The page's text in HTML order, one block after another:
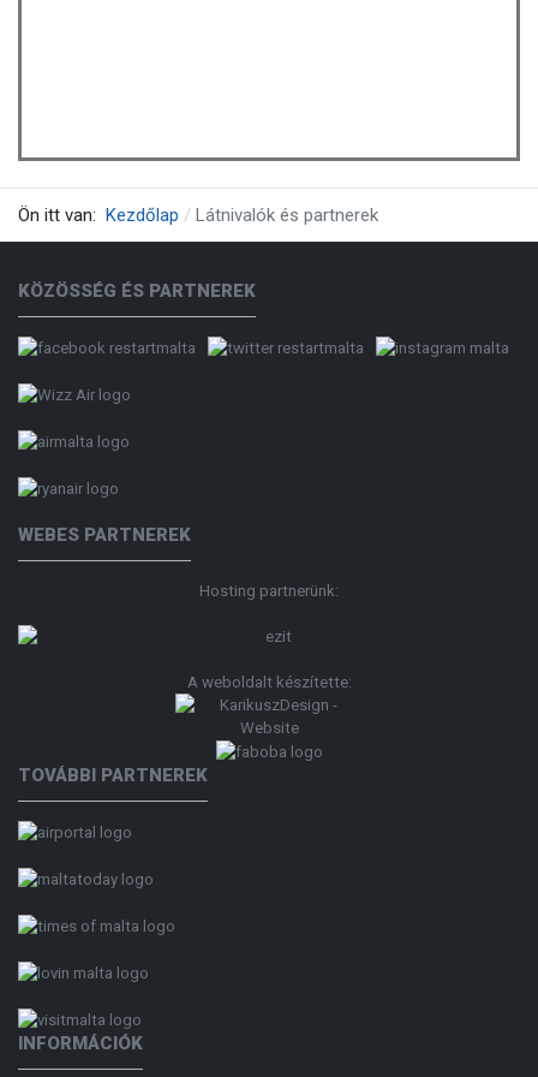
Ön itt van: Kezdőlap Látnivalók és partnerek
KÖZÖSSÉG ÉS PARTNEREK
WEBES PARTNEREK
Hosting partnerünk:
A weboldalt készítette:
TOVÁBBI PARTNEREK
INFORMÁCIÓK